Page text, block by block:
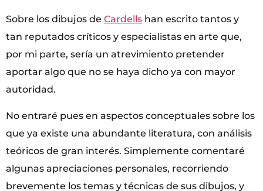
Sobre los dibujos de Cardells han escrito tantos y
tan reputados críticos y especialistas en arte que,
por mi parte, sería un atrevimiento pretender
aportar algo que no se haya dicho ya con mayor
autoridad.
No entraré pues en aspectos conceptuales sobre los
que ya existe una abundante literatura, con análisis
teóricos de gran interés. Simplemente comentaré
algunas apreciaciones personales, recorriendo
brevemente los temas y técnicas de sus dibujos, y